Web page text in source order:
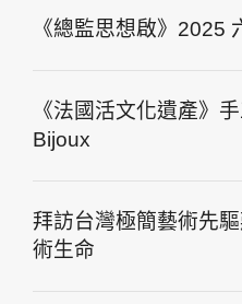
《總監思想啟》
《法國活文化遺產》
Bijoux
拜訪台灣極簡藝術先
術生命